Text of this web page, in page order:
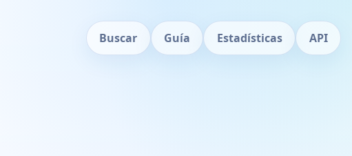
Buscar Guía Estadísticas API